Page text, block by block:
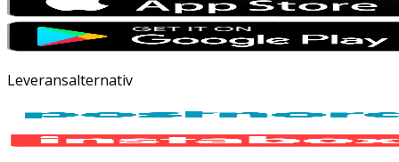
Leveransalternativ